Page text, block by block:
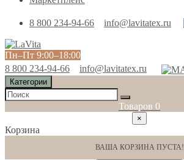
8 800 234-94-66 info@lavitatex.ru
Пн‒Пт 9:00‒18:00
8 800 234-94-66
info@lavitatex.ru
Категории
Товаров 0
×
Корзина
ВАША КОРЗИНА ПУСТА!